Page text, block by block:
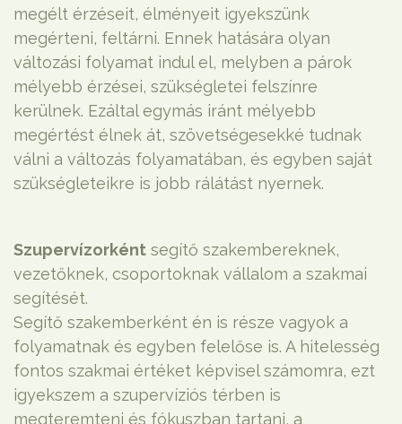
megélt érzéseit, élményeit igyekszünk
megérteni, feltárni. Ennek hatására olyan
változási folyamat indul el, melyben a párok
mélyebb érzései, szükségletei felszínre
kerülnek. Ezáltal egymás iránt mélyebb
megértést élnek át, szövetségesekké tudnak
válni a változás folyamatában, és egyben saját
szükségleteikre is jobb rálátást nyernek.
Szupervízorként segítő szakembereknek,
vezetőknek, csoportoknak vállalom a szakmai
segítését.
Segítő szakemberként én is része vagyok a
folyamatnak és egyben felelőse is. A hitelesség
fontos szakmai értéket képvisel számomra, ezt
igyekszem a szupervíziós térben is
megteremteni és fókuszban tartani, a